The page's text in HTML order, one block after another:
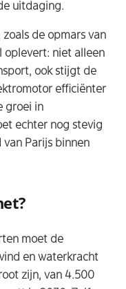
uitdaging.​
de opmars van
oplevert: niet alleen
ook stijgt de
efficiënter
groei in
echter nog stevig
Parijs binnen
moet de
en waterkracht
zijn, van 4.500